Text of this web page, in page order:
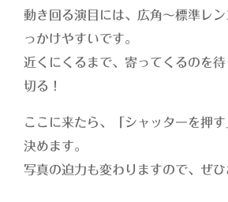
動き回る演目には、広角〜標準レ
っかけやすいです。
近くにくるまで、寄ってくるのを
切る！
ここに来たら、「シャッターを押
決めます。
写真の迫力も変わりますので、ぜひ